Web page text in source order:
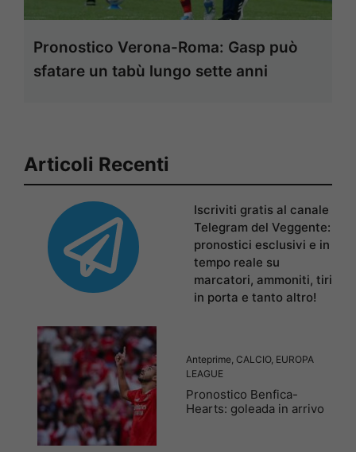
Pronostico Verona-Roma: Gasp può
sfatare un tabù lungo sette anni
Articoli Recenti
Iscriviti gratis al canale
Telegram del Veggente:
pronostici esclusivi e in
tempo reale su
marcatori, ammoniti, tiri
in porta e tanto altro!
Anteprime CALCIO, EUROPA
LEAGUE
Pronostico Benfica-
Hearts: goleada in arrivo